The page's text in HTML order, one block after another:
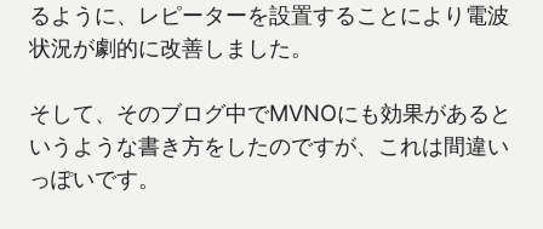
るように、レピーターを設置することにより電波
状況が劇的に改善しました。
そして、そのブログ中でMVNOにも効果があると
いうような書き方をしたのですが、これは間違い
っぽいです。